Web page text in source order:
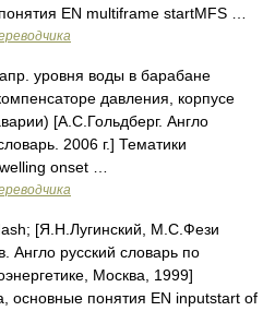
EN multiframe startMFS …
уровня воды в барабане
давления, корпусе
[А.С.Гольдберг. Англо
2006 г.] Тематики
onset …
[Я.Н.Лугинский, М.С.Фези
русский словарь по
Москва, 1999]
основные понятия EN inputstart of